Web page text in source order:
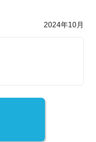
2024年10月